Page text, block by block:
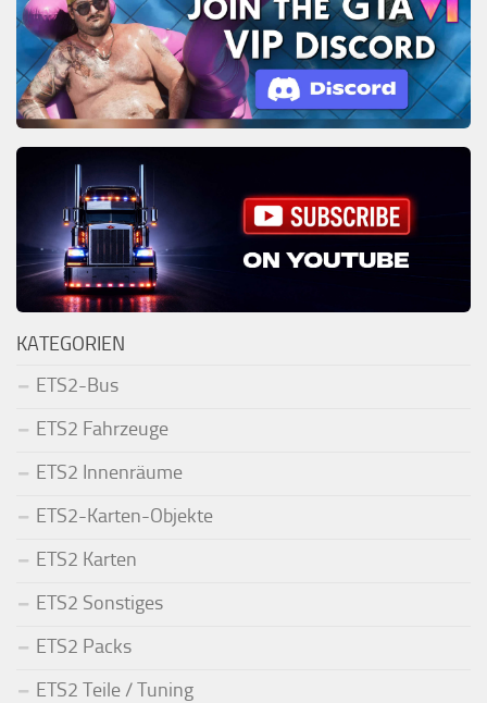
KATEGORIEN
ETS2-Bus
ETS2 Fahrzeuge
ETS2 Innenräume
ETS2-Karten-Objekte
ETS2 Karten
ETS2 Sonstiges
ETS2 Packs
ETS2 Teile / Tuning